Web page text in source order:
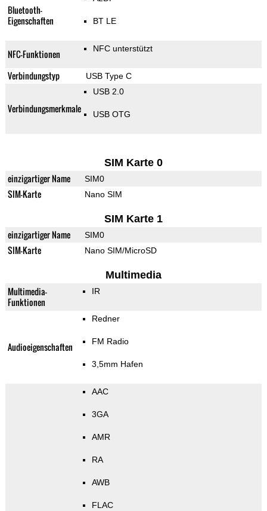
Bluetooth-
Eigenschaften
BT LE
NFC-Funktionen NFC unterstützt
Verbindungstyp USB Type C
Verbindungsmerkmale
USB 2.0
USB OTG
SIM Karte 0
einzigartiger Name SIM0
SIM-Karte Nano SIM
SIM Karte 1
einzigartiger Name SIM0
SIM-Karte Nano SIM/MicroSD
Multimedia
Multimedia-
Funktionen
IR
Audioeigenschaften
Redner
FM Radio
3,5mm Hafen
AAC
3GA
AMR
RA
AWB
FLAC